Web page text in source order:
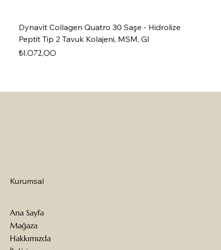
Dynavit Collagen Quatro 30 Saşe - Hidrolize
Peptit Tip 2 Tavuk Kolajeni, MSM, Gl
Fiyat
₺1.072,00
Kurumsal
Ana Sayfa
Mağaza
Hakkımızda